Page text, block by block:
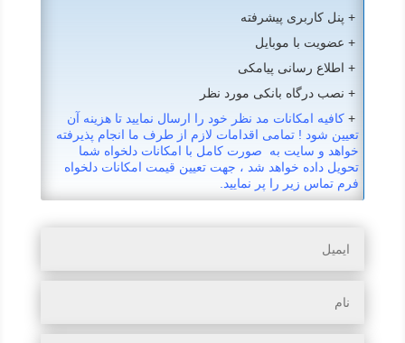
+ پنل کاربری پیشرفته
+ عضویت با موبایل
+ اطلاع رسانی پیامکی
+ نصب درگاه بانکی مورد نظر
+ کافیه امکانات مد نظر خود را ارسال نمایید تا هزینه آن
تعیین شود ! تمامی اقدامات لازم از طرف ما انجام پذیرفته
خواهد و سایت به صورت کامل با امکانات دلخواه شما
تحویل داده خواهد شد ، جهت تعیین قیمت امکانات دلخواه
فرم تماس زیر را پر نمایید.